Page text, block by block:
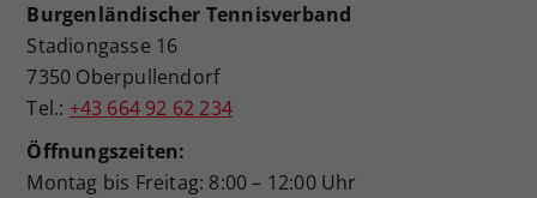
Burgenländischer Tennisverband
Stadiongasse 16
7350 Oberpullendorf
Tel.: +43 664 92 62 234
Öffnungszeiten:
Montag bis Freitag: 8:00 – 12:00 Uhr